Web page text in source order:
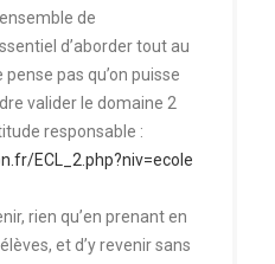
de
d’aborder tout au
pense pas qu’on puisse
valider le domaine 2
responsable :
ECL_2.php?niv=ecole
rien qu’en prenant en
et d’y revenir sans